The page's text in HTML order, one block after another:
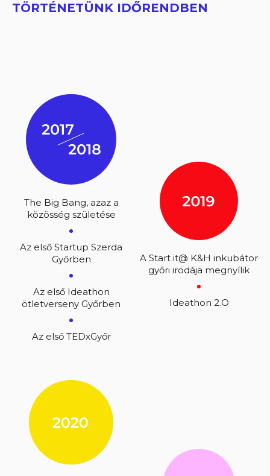
TÖRTÉNETÜNK IDŐRENDBEN
The Big Bang, azaz a
közösség születése
Az első Startup Szerda
Győrben
Az első Ideathon
ötletverseny Győrben
Az első TEDxGyőr
A Start it@ K&H inkubátor
győri irodája megnyílik
Ideathon 2.O